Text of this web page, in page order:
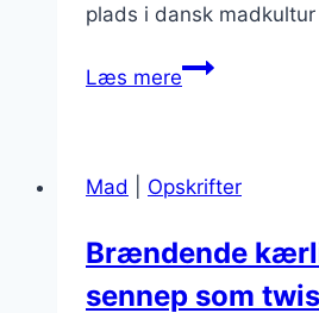
plads i dansk
Læs mereBrændende
overrask
gæster
Mad Opskrifter
Brændende
sennep som